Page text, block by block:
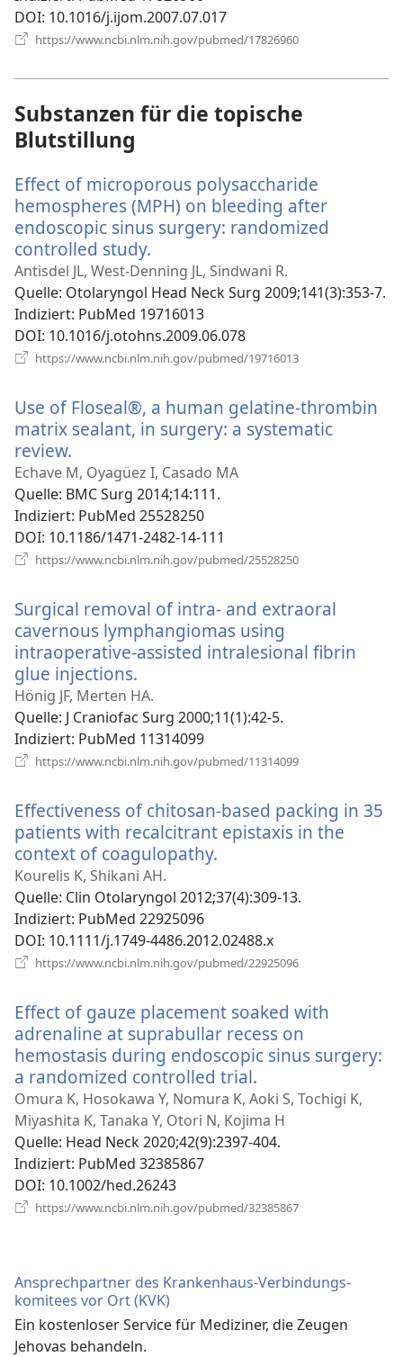
DOI‎: 10.1016/j.ijom.2007.07.017
https://www.ncbi.nlm.nih.gov/pubmed/17826960
Substanzen für die topische
Blutstillung
Effect of microporous polysaccharide
hemospheres (MPH) on bleeding after
endoscopic sinus surgery: randomized
controlled study.
neues
Fenster)
Antisdel JL, West-Denning JL, Sindwani R.
Quelle‎: Otolaryngol Head Neck Surg 2009;141(3):353-7.
Indiziert‎: PubMed 19716013
DOI‎: 10.1016/j.otohns.2009.06.078
https://www.ncbi.nlm.nih.gov/pubmed/19716013
Use of Floseal®, a human gelatine-thrombin
matrix sealant, in surgery: a systematic
review.
neues
Fenster)
Echave M, Oyagüez I, Casado MA
Quelle‎: BMC Surg 2014;14:111.
Indiziert‎: PubMed 25528250
DOI‎: 10.1186/1471-2482-14-111
https://www.ncbi.nlm.nih.gov/pubmed/25528250
Surgical removal of intra- and extraoral
cavernous lymphangiomas using
intraoperative-assisted intralesional fibrin
glue injections.
neues
Fenster)
Hönig JF, Merten HA.
Quelle‎: J Craniofac Surg 2000;11(1):42-5.
Indiziert‎: PubMed 11314099
https://www.ncbi.nlm.nih.gov/pubmed/11314099
Effectiveness of chitosan-based packing in 35
patients with recalcitrant epistaxis in the
context of coagulopathy.
Fenster)
Kourelis K, Shikani AH.
Quelle‎: Clin Otolaryngol 2012;37(4):309-13.
Indiziert‎: PubMed 22925096
DOI‎: 10.1111/j.1749-4486.2012.02488.x
https://www.ncbi.nlm.nih.gov/pubmed/22925096
Effect of gauze placement soaked with
adrenaline at suprabullar recess on
hemostasis during endoscopic sinus surgery:
a randomized controlled trial.
neues
Fenster)
Omura K, Hosokawa Y, Nomura K, Aoki S, Tochigi K,
Miyashita K, Tanaka Y, Otori N, Kojima H
Quelle‎: Head Neck 2020;42(9):2397-404.
Indiziert‎: PubMed 32385867
DOI‎: 10.1002/hed.26243
https://www.ncbi.nlm.nih.gov/pubmed/32385867
Ansprechpartner des Krankenhaus-Verbindungs­
komitees vor Ort (KVK)
Ein kostenloser Service für Mediziner, die Zeugen
Jehovas behandeln.